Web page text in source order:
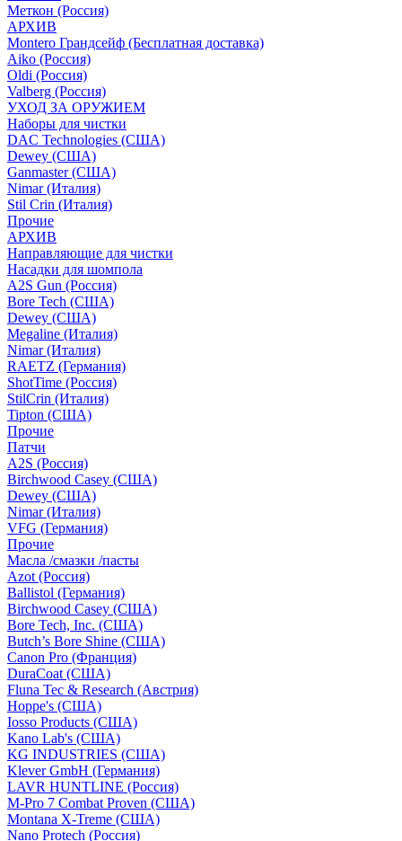
Меткон (Россия)
АРХИВ
Montero Грандсейф (Бесплатная доставка)
Aiko (Россия)
Oldi (Россия)
Valberg (Россия)
УХОД ЗА ОРУЖИЕМ
Наборы для чистки
DAC Technologies (США)
Dewey (США)
Ganmaster (США)
Nimar (Италия)
Stil Crin (Италия)
Прочие
АРХИВ
Направляющие для чистки
Насадки для шомпола
A2S Gun (Россия)
Bore Tech (США)
Dewey (США)
Megaline (Италия)
Nimar (Италия)
RAETZ (Германия)
ShotTime (Россия)
StilCrin (Италия)
Tipton (США)
Прочие
Патчи
A2S (Россия)
Birchwood Casey (США)
Dewey (США)
Nimar (Италия)
VFG (Германия)
Прочие
Масла /смазки /пасты
Azot (Россия)
Ballistol (Германия)
Birchwood Casey (США)
Bore Tech, Inc. (США)
Butch’s Bore Shine (СШA)
Canon Pro (Франция)
DuraCoat (США)
Fluna Tec & Research (Австрия)
Hoppe's (США)
Iosso Products (США)
Kano Lab's (США)
KG INDUSTRIES (США)
Klever GmbH (Германия)
LAVR HUNTLINE (Россия)
M-Pro 7 Combat Proven (СШA)
Montana X-Treme (США)
Nano Protech (Россия)